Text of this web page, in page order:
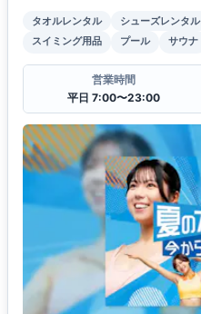
タオルレンタル シューズレンタル
スイミング用品
プール サウナ
営業時間
平日 7:00〜23:00